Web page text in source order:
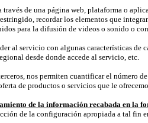
de una página web, plataforma o
recordar los elementos que
para la difusión de videos o sonido o
al servicio con algunas características
desde donde accede al servicio, etc.
nos permiten cuantificar el
de productos o servicios que le
de la información recabada en la
de la configuración apropiada a tal